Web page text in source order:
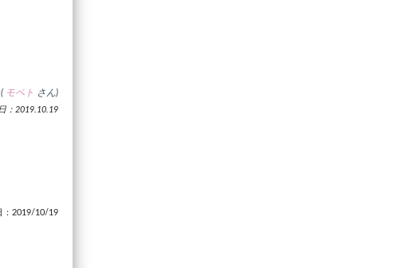
( モペト さん)
：2019.10.19
：2019/10/19